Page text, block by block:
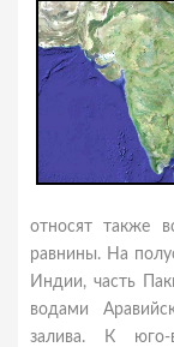
относят также
равнины. На
Индии, часть
водами
залива. К юго-